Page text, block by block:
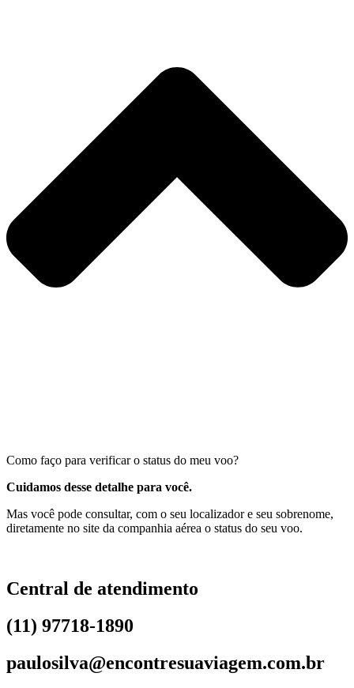
Como faço para verificar o status do meu voo?
Cuidamos desse detalhe para você.
Mas você pode consultar, com o seu localizador e seu sobrenome,
diretamente no site da companhia aérea o status do seu voo.
Central de atendimento
(11) 97718-1890
paulosilva@encontresuaviagem.com.br